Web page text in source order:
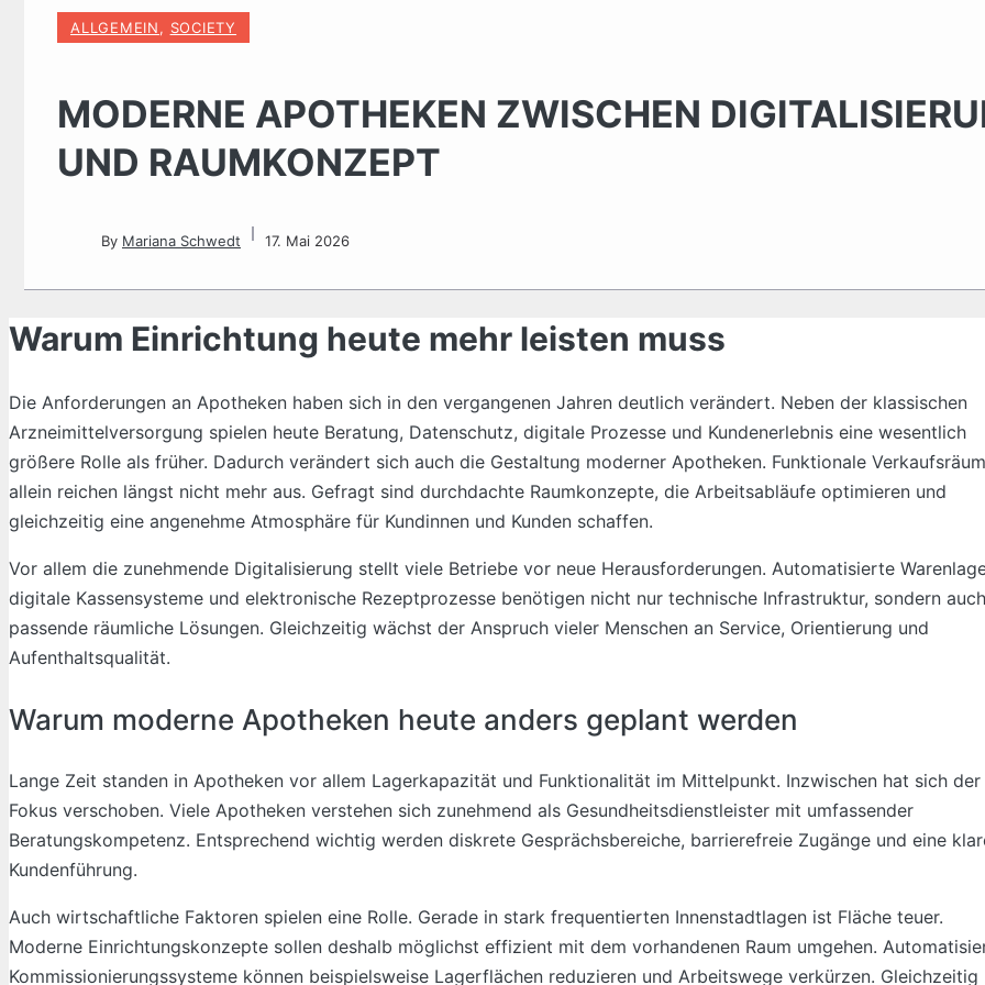
ALLGEMEIN, SOCIETY
MODERNE APOTHEKEN ZWISCHEN
UND RAUMKONZEPT
By Mariana Schwedt 17. Mai 2026
Warum Einrichtung heute mehr leisten muss
Die Anforderungen an Apotheken haben sich in den vergangenen Jahren deutlich verändert. Neben der klassischen
Arzneimittelversorgung spielen heute Beratung, Datenschutz, digitale Prozesse und Kundenerlebnis eine wesentlich
größere Rolle als früher. Dadurch verändert sich auch die Gestaltung moderner Apotheken. Funktionale
allein reichen längst nicht mehr aus. Gefragt sind durchdachte Raumkonzepte, die Arbeitsabläufe optimieren und
gleichzeitig eine angenehme Atmosphäre für Kundinnen und Kunden schaffen.
Vor allem die zunehmende Digitalisierung stellt viele Betriebe vor neue Herausforderungen. Automatisierte
digitale Kassensysteme und elektronische Rezeptprozesse benötigen nicht nur technische Infrastruktur, sondern auch
passende räumliche Lösungen. Gleichzeitig wächst der Anspruch vieler Menschen an Service, Orientierung und
Aufenthaltsqualität.
Warum moderne Apotheken heute anders geplant werden
Lange Zeit standen in Apotheken vor allem Lagerkapazität und Funktionalität im Mittelpunkt. Inzwischen hat sich der
Fokus verschoben. Viele Apotheken verstehen sich zunehmend als Gesundheitsdienstleister mit umfassender
Beratungskompetenz. Entsprechend wichtig werden diskrete Gesprächsbereiche, barrierefreie Zugänge und eine
Kundenführung.
Auch wirtschaftliche Faktoren spielen eine Rolle. Gerade in stark frequentierten Innenstadtlagen ist Fläche teuer.
Moderne Einrichtungskonzepte sollen deshalb möglichst effizient mit dem vorhandenen Raum umgehen.
Kommissionierungssysteme können beispielsweise Lagerflächen reduzieren und Arbeitswege verkürzen. Gleichzeitig